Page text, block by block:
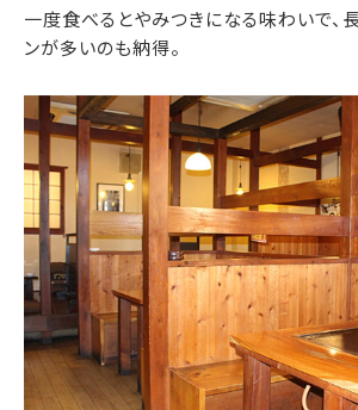
一度食べるとやみつきになる味わいで、
ンが多いのも納得。